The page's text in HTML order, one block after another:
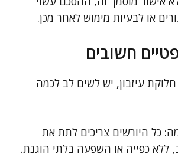
או לבעיות מימוש לאחר מכן.
חשובים
עיזבון, יש לשים לב לכמה
כל היורשים צריכים לתת את
כפייה או השפעה בלתי הוגנת.